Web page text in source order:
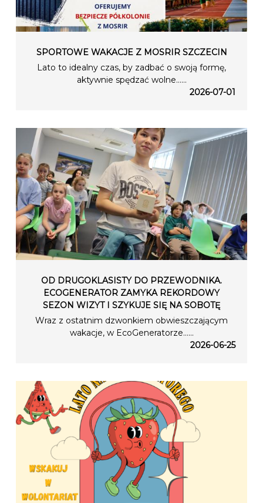
SPORTOWE WAKACJE Z MOSRIR SZCZECIN
Lato to idealny czas, by zadbać o swoją formę,
aktywnie spędzać wolne…...
2026-07-01
OD DRUGOKLASISTY DO PRZEWODNIKA.
ECOGENERATOR ZAMYKA REKORDOWY
SEZON WIZYT I SZYKUJE SIĘ NA SOBOTĘ
Wraz z ostatnim dzwonkiem obwieszczającym
wakacje, w EcoGeneratorze…...
2026-06-25